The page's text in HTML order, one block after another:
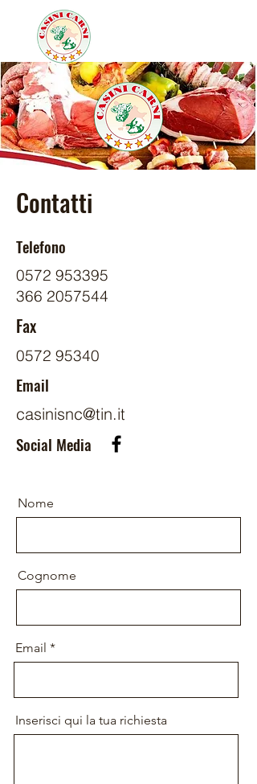
Contatti
Telefono
0572 953395
366 2057544
Fax
0572 95340
Email
casinisnc@tin.it
Social Media
Nome
Cognome
Email
Inserisci qui la tua richiesta